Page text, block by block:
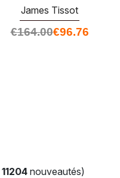
James Tissot
€164.00€96.76
11204nouveautés)